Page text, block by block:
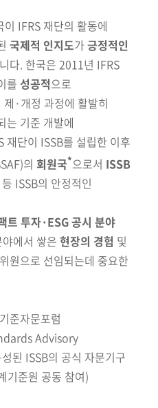
IFRS 재단의 활동에
국제적 인지도가 긍정적인
다. 한국은 2011년 IFRS
를 성공적으로
·개정 과정에 활발히
는 기준 개발에
재단이 ISSB를 설립한 이후
의 회원국*으로서 ISSB
ISSB의 안정적인
트 투자·ESG 공시 분야
에서 쌓은 현장의 경험 및
원으로 선임되는데 중요한
준자문포럼
Advisory
된 ISSB의 공식 자문기구
기준원 공동 참여)